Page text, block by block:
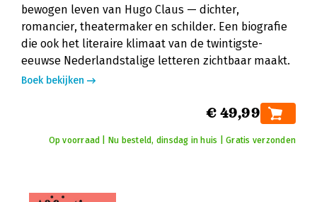
bewogen leven van Hugo Claus — dichter,
romancier, theatermaker en schilder. Een biografie
die ook het literaire klimaat van de twintigste-
eeuwse Nederlandstalige letteren zichtbaar maakt.
Boek bekijken
€ 49,99
Op voorraad | Nu besteld, dinsdag in huis | Gratis verzonden